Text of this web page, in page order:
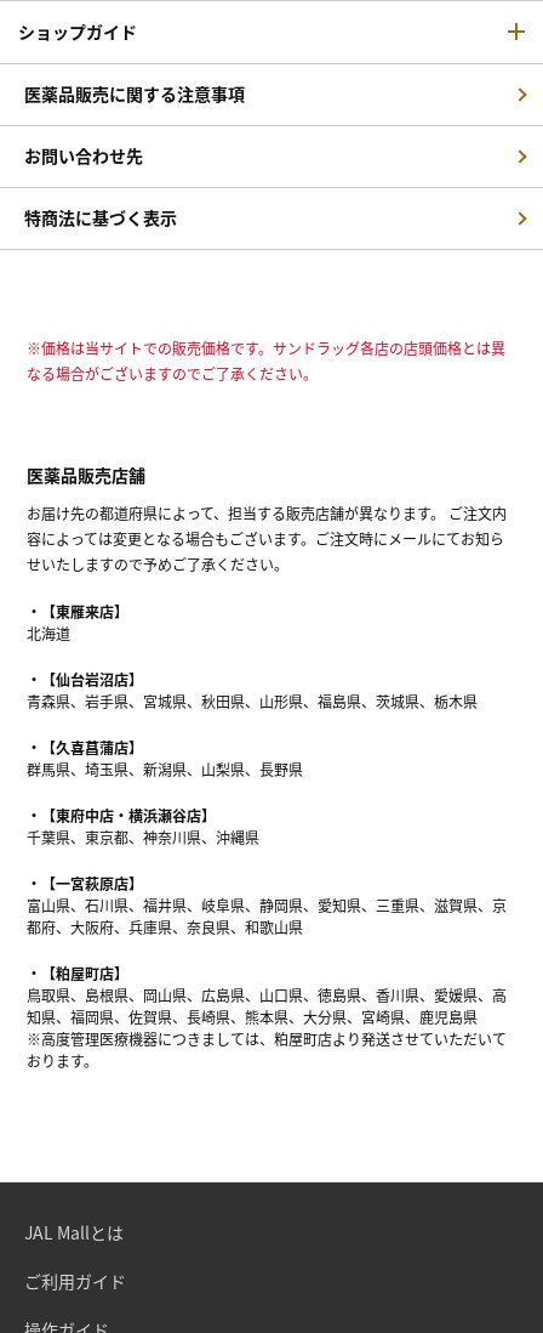
ショップガイド
医薬品販売に関する注意事項
お問い合わせ先
特商法に基づく表示
※価格は当サイトでの販売価格です。サンドラッグ各店の店頭価格とは異
なる場合がございますのでご了承ください。
医薬品販売店舗
お届け先の都道府県によって、担当する販売店舗が異なります。 ご注文内
容によっては変更となる場合もございます。ご注文時にメールにてお知ら
せいたしますので予めご了承ください。
【東雁来店】
北海道
【仙台岩沼店】
青森県、岩手県、宮城県、秋田県、山形県、福島県、茨城県、栃木県
【久喜菖蒲店】
群馬県、埼玉県、新潟県、山梨県、長野県
【東府中店・横浜瀬谷店】
千葉県、東京都、神奈川県、沖縄県
【一宮萩原店】
富山県、石川県、福井県、岐阜県、静岡県、愛知県、三重県、滋賀県、京
都府、大阪府、兵庫県、奈良県、和歌山県
【粕屋町店】
鳥取県、島根県、岡山県、広島県、山口県、徳島県、香川県、愛媛県、高
知県、福岡県、佐賀県、長崎県、熊本県、大分県、宮崎県、鹿児島県
※高度管理医療機器につきましては、粕屋町店より発送させていただいて
おります。
JAL Mallとは
ご利用ガイド